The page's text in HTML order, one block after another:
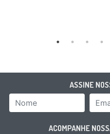
ASSINE
ACOMPANHE